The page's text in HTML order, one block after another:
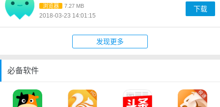
浏览器 7.27 MB
2018-03-23 14:01:15
下载
发现更多
必备软件